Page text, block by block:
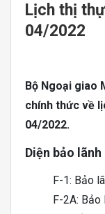
Lịch thị
04/2022
Bộ Ngoại giao
chính thức về
04/2022.
Diện bảo
F-1: Bảo
F-2A: